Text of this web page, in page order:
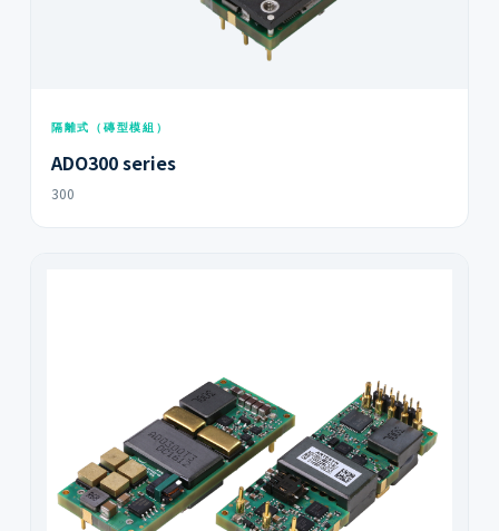
隔離式（磚型模組）
ADO300 series
300